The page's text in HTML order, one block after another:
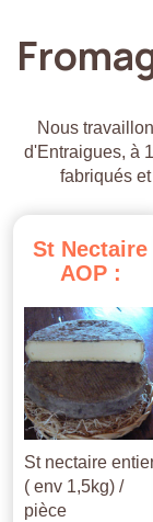
Nous
d'Entraigues, à
fabriqués
St Nectaire
AOP :
St nectaire
( env 1,5kg) /
pièce